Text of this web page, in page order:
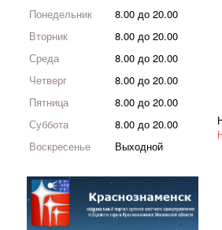
Понедельник
8.00 до 20.00
Вторник
8.00 до 20.00
Среда
8.00 до 20.00
Четверг
8.00 до 20.00
Пятница
8.00 до 20.00
Суббота
8.00 до 20.00
Воскресенье
Выходной